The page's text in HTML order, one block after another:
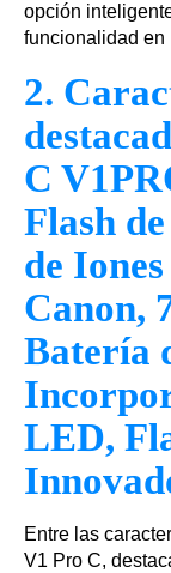
opción
funcionalidad en
2.
C
Flash
de
Canon,
Batería
LED,
Entre las
V1 Pro C,